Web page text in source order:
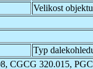
Velikost
Typ
CGCG 320.015,